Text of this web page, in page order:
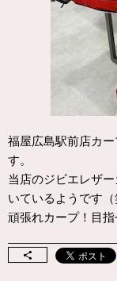
福屋広島駅前店カ
す。
当店のジビエレザ
いているようです（
頑張れカープ！目指